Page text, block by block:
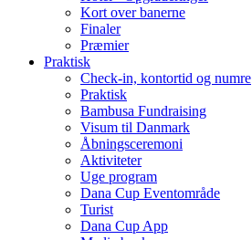
Kort over banerne
Finaler
Præmier
Praktisk
Check-in, kontortid og numre
Praktisk
Bambusa Fundraising
Visum til Danmark
Åbningsceremoni
Aktiviteter
Uge program
Dana Cup Eventområde
Turist
Dana Cup App